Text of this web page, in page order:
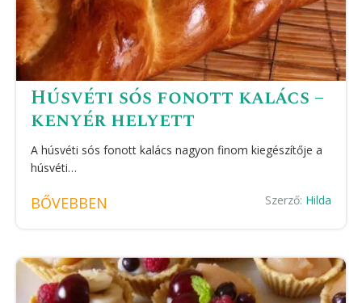
Húsvéti sós fonott kalács –
kenyér helyett
A húsvéti sós fonott kalács nagyon finom kiegészítője a
húsvéti…
BŐVEBBEN Szerző: Hilda